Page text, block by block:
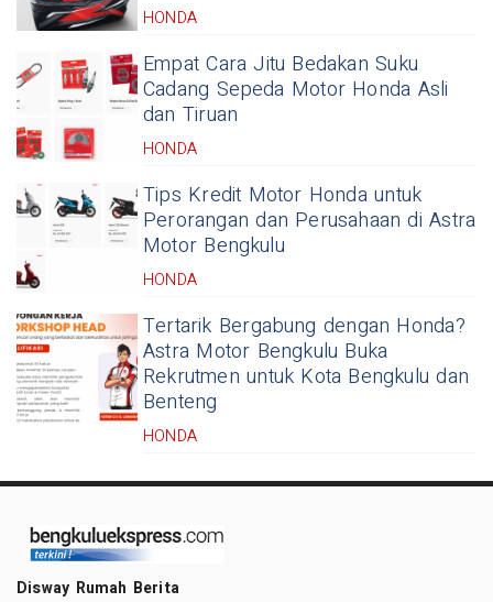
HONDA
Empat Cara Jitu Bedakan Suku
Cadang Sepeda Motor Honda Asli
dan Tiruan
HONDA
Tips Kredit Motor Honda untuk
Perorangan dan Perusahaan di Astra
Motor Bengkulu
HONDA
Tertarik Bergabung dengan Honda?
Astra Motor Bengkulu Buka
Rekrutmen untuk Kota Bengkulu dan
Benteng
HONDA
Disway Rumah Berita